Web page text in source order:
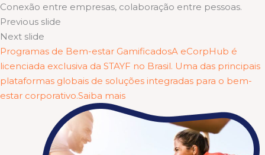
Conexão entre empresas, colaboração entre pessoas.
Previous slide
Next slide
Programas de Bem-estar GamificadosA eCorpHub é
licenciada exclusiva da STAYF no Brasil. Uma das principais
plataformas globais de soluções integradas para o bem-
estar corporativo.Saiba mais